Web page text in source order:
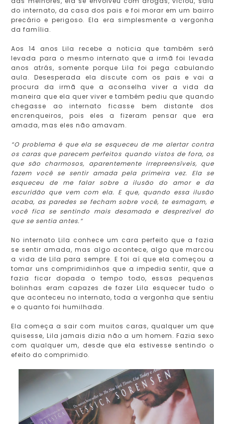
do internato, da casa dos pais e foi morar em um bairro
precário e perigoso. Ela era simplesmente a vergonha
da família.
Aos 14 anos Lila recebe a noticia que também será
levada para o mesmo internato que a irmã foi levada
anos atrás, somente porque Lila foi pega cabulando
aula. Desesperada ela discute com os pais e vai a
procura da irmã que a aconselha viver a vida da
maneira que ela quer viver e também pediu que quando
chegasse ao internato ficasse bem distante dos
encrenqueiros, pois eles a fizeram pensar que era
amada, mas eles não amavam.
“O problema é que ela se esqueceu de me alertar contra
os caras que parecem perfeitos quando vistos de fora, os
que são charmosos, aparentemente irrepreensíveis, que
fazem você se sentir amada pela primeira vez. Ela se
esqueceu de me falar sobre a ilusão do amor e da
escuridão que vem com ela. E que, quando essa ilusão
acaba, as paredes se fecham sobre você, te esmagam, e
você fica se sentindo mais desamada e desprezível do
que se sentia antes.”
No internato Lila conhece um cara perfeito que a fazia
se sentir amada, mas algo acontece, algo que marcou
a vida de Lila para sempre. E foi aí que ela começou a
tomar uns comprimidinhos que a impedia sentir, que a
fazia ficar dopada o tempo todo, essas pequenas
bolinhas eram capazes de fazer Lila esquecer tudo o
que aconteceu no internato, toda a vergonha que sentiu
e o quanto foi humilhada.
Ela começa a sair com muitos caras, qualquer um que
quisesse, Lila jamais dizia não a um homem. Fazia sexo
com qualquer um, desde que ela estivesse sentindo o
efeito do comprimido.